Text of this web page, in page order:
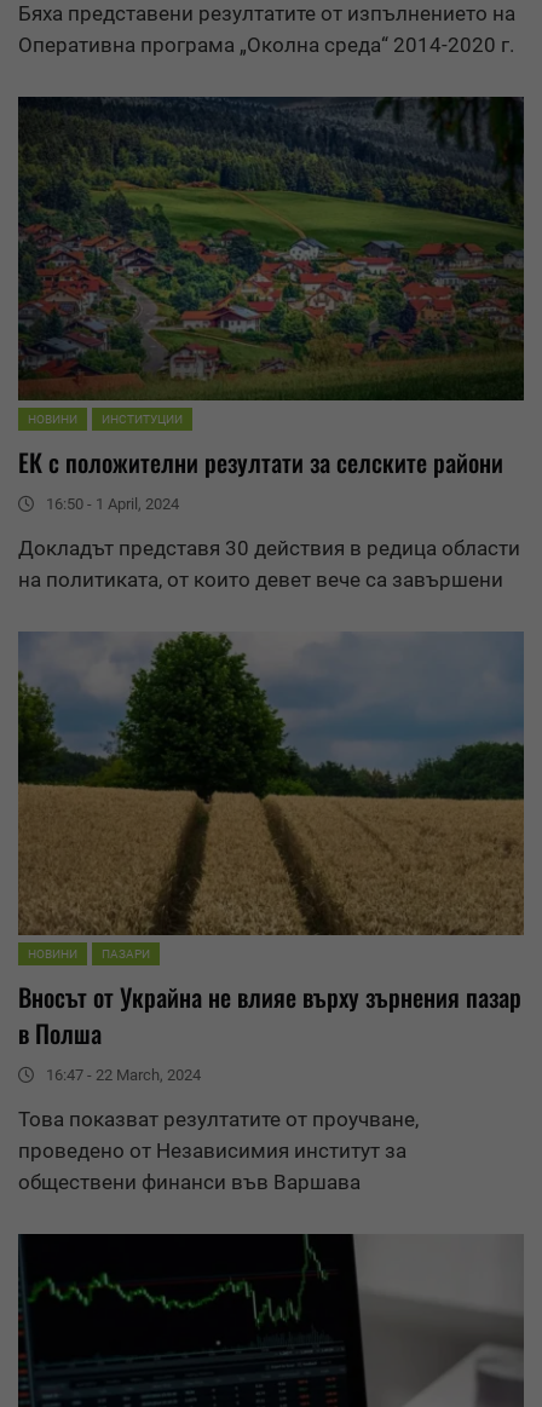
Бяха представени резултатите от изпълнението на
Оперативна програма „Околна среда“ 2014-2020 г.
НОВИНИ ИНСТИТУЦИИ
ЕК с положителни резултати за селските райони
16:50 - 1 April, 2024
Докладът представя 30 действия в редица области
на политиката, от които девет вече са завършени
НОВИНИ ПАЗАРИ
Вносът от Украйна не влияе върху зърнения пазар
в Полша
16:47 - 22 March, 2024
Това показват резултатите от проучване,
проведено от Независимия институт за
обществени финанси във Варшава